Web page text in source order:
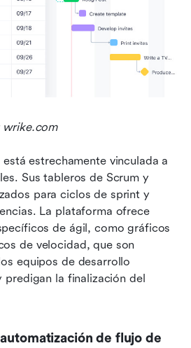
wrike.com
está estrechamente vinculada a
Sus tableros de Scrum y
para ciclos de sprint y
La plataforma ofrece
de ágil, como gráficos
de velocidad, que son
equipos de desarrollo
predigan la finalización del
de flujo de